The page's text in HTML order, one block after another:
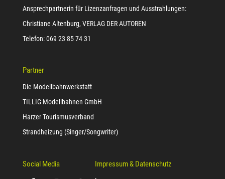
Ansprechpartnerin für Lizenzanfragen und Ausstrahlungen:
Christiane Altenburg, VERLAG DER AUTOREN
Telefon: 069 23 85 74 31
Partner
Die Modellbahnwerkstatt
TILLIG Modellbahnen GmbH
Harzer Tourismusverband
Strandheizung (Singer/Songwriter)
Social Media Impressum & Datenschutz